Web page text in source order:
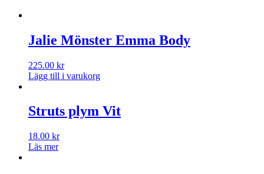
Jalie Mönster Emma Body
225.00 kr
Lägg till i varukorg
Struts plym Vit
18.00 kr
Läs mer